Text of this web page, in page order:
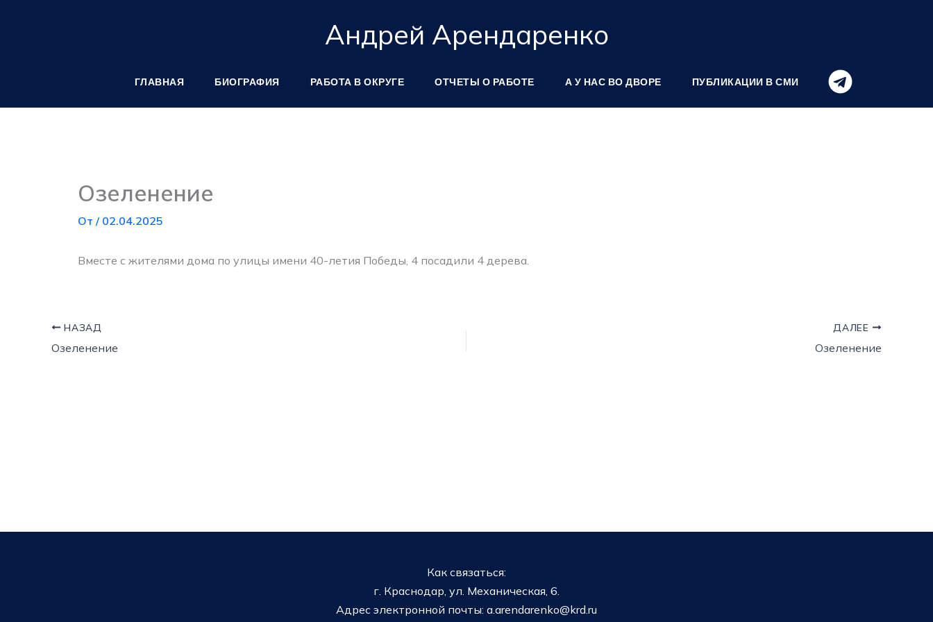
Андрей Арендаренко
ГЛАВНАЯ БИОГРАФИЯ РАБОТА В ОКРУГЕ ОТЧЕТЫ О РАБОТЕ А У НАС ВО ДВОРЕ ПУБЛИКАЦИИ В СМИ
Озеленение
От / 02.04.2025
Вместе с жителями дома по улицы имени 40-летия Победы, 4 посадили 4 дерева.
НАЗАД
Озеленение
ДАЛЕЕ
Озеленение
Как связаться:
г. Краснодар, ул. Механическая, 6.
Адрес электронной почты: a.arendarenko@krd.ru